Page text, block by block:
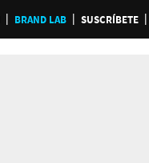
BRAND LAB SUSCRÍBETE